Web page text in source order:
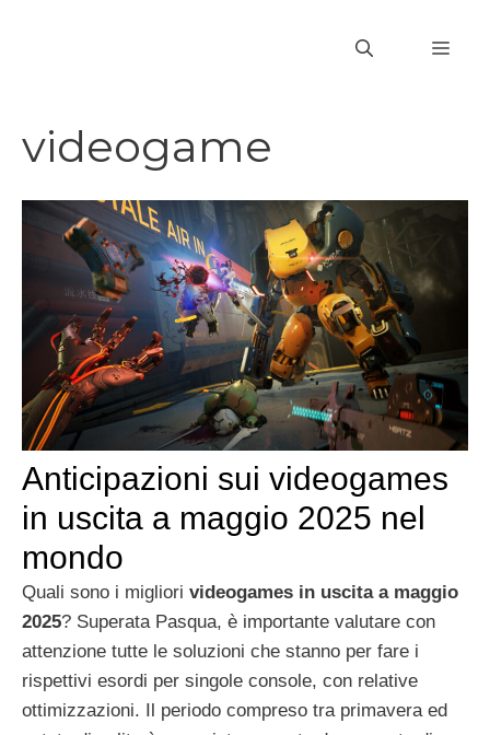
videogame
Anticipazioni sui videogames
in uscita a maggio 2025 nel
mondo
Quali sono i migliori videogames in uscita a maggio
2025? Superata Pasqua, è importante valutare con
attenzione tutte le soluzioni che stanno per fare i
rispettivi esordi per singole console, con relative
ottimizzazioni. Il periodo compreso tra primavera ed